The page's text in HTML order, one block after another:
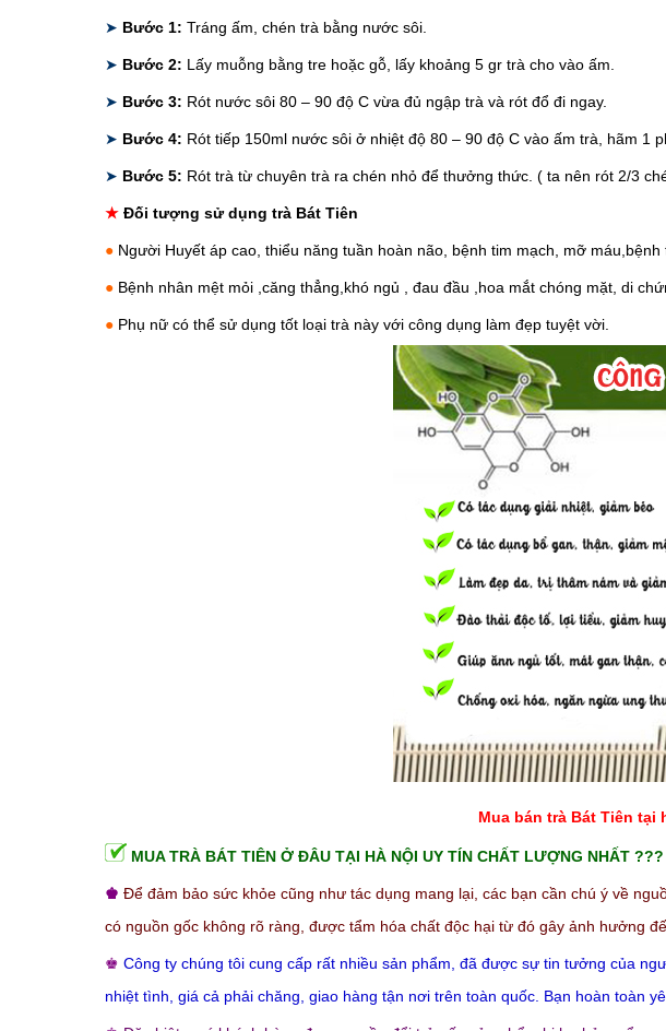
➤ Bước 1: Tráng ấm, chén trà bằng nước sôi.
➤ Bước 2: Lấy muỗng bằng tre hoặc gỗ, lấy khoảng 5 gr trà cho vào ấm.
➤ Bước 3: Rót nước sôi 80 – 90 độ C vừa đủ ngập trà và rót đổ đi ngay.
➤ Bước 4: Rót tiếp 150ml nước sôi ở nhiệt độ 80 – 90 độ C vào ấm trà, hãm 1
➤ Bước 5: Rót trà từ chuyên trà ra chén nhỏ để thưởng thức. ( ta nên rót 2/3
★ Đối tượng sử dụng trà Bát Tiên
● Người Huyết áp cao, thiểu năng tuần hoàn não, bệnh tim mạch, mỡ máu,bệnh
● Bệnh nhân mệt mỏi ,căng thẳng,khó ngủ , đau đầu ,hoa mắt chóng mặt, di
● Phụ nữ có thể sử dụng tốt loại trà này với công dụng làm đẹp tuyệt vời.
Mua bán trà Bát Tiên
MUA TRÀ BÁT TIÊN Ở ĐÂU TẠI HÀ NỘI UY TÍN CHẤT LƯỢNG NHẤT ???
♚ Để đảm bảo sức khỏe cũng như tác dụng mang lại, các bạn cần chú ý về
có nguồn gốc không rõ ràng, được tẩm hóa chất độc hại từ đó gây ảnh hưởng
♚ Công ty chúng tôi cung cấp rất nhiều sản phẩm, đã được sự tin tưởng của
nhiệt tình, giá cả phải chăng, giao hàng tận nơi trên toàn quốc. Bạn hoàn toàn